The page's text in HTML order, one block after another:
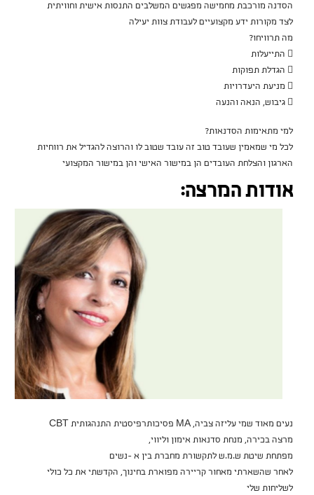
הסדנה מורכבת מחמישה מפגשים המשלבים התנסות אישית וחוויתית
לצד מקורות ידע מקצועיים לעבודת צוות יעילה
מה תרוויחו?
 התייעלות
 הגדלת תפוקות
 מניעת היעדרויות
 גיבוש, הנאה והנעה
למי מתאימות הסדנאות?
לכל מי שמאמין שעובד טוב זה עובד שטוב לו והרוצה להגדיל את רווחיות
הארגון והצלחת העובדים הן במישור האישי והן במישור המקצועי
אודות המרצה:
נעים מאוד שמי עליזה צביה, MA פסיכותרפיסטית התנהגותית CBT
מרצה בכירה, מנחת סדנאות אימון וליווי,
מפתחת שיטת ש.מ.ש לתקשורת מחברת בין א -נשים
לאחר שהשארתי מאחור קריירה מפוארת בחינוך, הקדשתי את כל כולי
לשליחות שלי